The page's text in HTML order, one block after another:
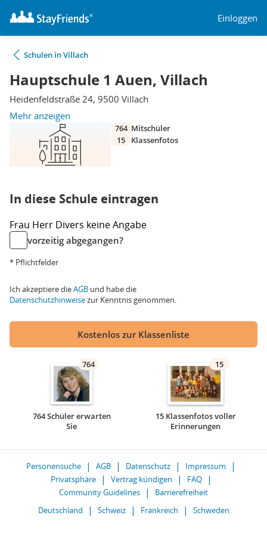
Einloggen
Schulen in Villach
Hauptschule 1 Auen, Villach
Heidenfeldstraße 24, 9500 Villach
Mehr anzeigen
764 Mitschüler
15
Klassenfotos
In diese Schule eintragen
Frau Herr Divers keine Angabe
vorzeitig abgegangen?
* Pflichtfelder
Ich akzeptiere dieAGB und habe die
Datenschutzhinweisezur Kenntnis genommen.
Kostenlos zur Klassenliste
764
764 Schüler erwarten
Sie
15
15 Klassenfotos voller
Erinnerungen
Personensuche AGB Datenschutz
Impressum
Privatsphäre
Vertrag kündigen
FAQ
Community Guidelines
Barrierefreiheit
Deutschland
Schweiz Frankreich Schweden